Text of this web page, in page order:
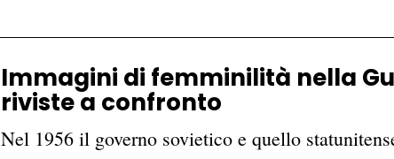
Immagini di femminilità nella
riviste a confronto
Nel 1956 il governo sovietico e quello